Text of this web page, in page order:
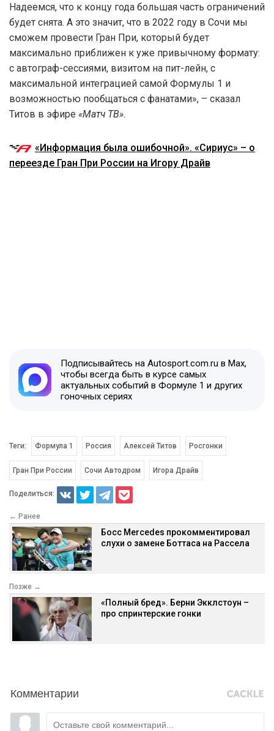
Надеемся, что к концу года большая часть ограничений
будет снята. А это значит, что в 2022 году в Сочи мы
сможем провести Гран При, который будет
максимально приближен к уже привычному формату:
с автограф-сессиями, визитом на пит-лейн, с
максимальной интеграцией самой Формулы 1 и
возможностью пообщаться с фанатами», – сказал
Титов в эфире «Матч ТВ».
«Информация была ошибочной». «Сириус» – о
переезде Гран При России на Игору Драйв
Подписывайтесь на Autosport.com.ru в Max,
чтобы всегда быть в курсе самых
актуальных событий в Формуле 1 и других
гоночных сериях
Теги: Формула 1 Россия Алексей Титов Росгонки
Гран При России Сочи Автодром Игора Драйв
Поделиться:
← Ранее
Босс Mercedes прокомментировал
слухи о замене Боттаса на Рассела
Позже →
«Полный бред». Берни Экклстоун –
про спринтерские гонки
Комментарии